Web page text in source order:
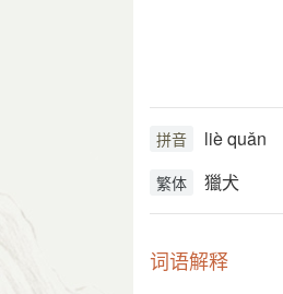
拼音 liè quǎn
繁体 獵犬
词语解释